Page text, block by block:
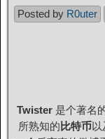
Posted by R0uter
Twister 是个著名
所熟知的 比特币以